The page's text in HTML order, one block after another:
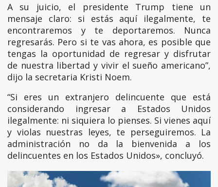
A su juicio, el presidente Trump tiene un
mensaje claro: si estás aquí ilegalmente, te
encontraremos y te deportaremos. Nunca
regresarás. Pero si te vas ahora, es posible que
tengas la oportunidad de regresar y disfrutar
de nuestra libertad y vivir el sueño americano”,
dijo la secretaria Kristi Noem.
“Si eres un extranjero delincuente que está
considerando ingresar a Estados Unidos
ilegalmente: ni siquiera lo pienses. Si vienes aquí
y violas nuestras leyes, te perseguiremos. La
administración no da la bienvenida a los
delincuentes en los Estados Unidos», concluyó.